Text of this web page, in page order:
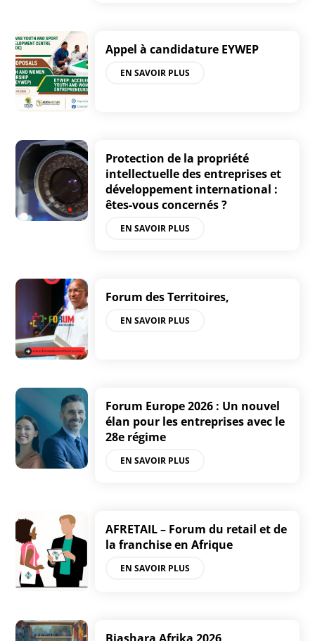
Appel à candidature EYWEP
EN SAVOIR PLUS
Protection de la propriété
intellectuelle des entreprises et
développement international :
êtes-vous concernés ?
EN SAVOIR PLUS
Forum des Territoires,
EN SAVOIR PLUS
Forum Europe 2026 : Un nouvel
élan pour les entreprises avec le
28e régime
EN SAVOIR PLUS
AFRETAIL – Forum du retail et de
la franchise en Afrique
EN SAVOIR PLUS